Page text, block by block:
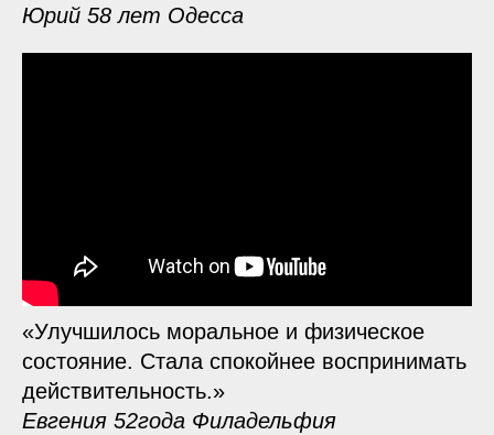
Юрий 58 лет Одесса
«Улучшилось моральное и физическое
состояние. Стала спокойнее воспринимать
действительность.»
Евгения 52года Филадельфия